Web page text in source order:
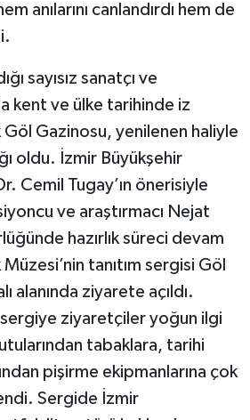
anılarını canlandırdı hem de
sayısız sanatçı ve
kent ve ülke tarihinde iz
Göl Gazinosu, yenilenen haliyle
oldu. İzmir Büyükşehir
Cemil Tugay’ın önerisiyle
ve araştırmacı Nejat
hazırlık süreci devam
tanıtım sergisi Göl
alanında ziyarete açıldı.
ziyaretçiler yoğun ilgi
tabaklara, tarihi
pişirme ekipmanlarına çok
Sergide İzmir